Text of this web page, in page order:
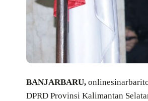
BANJARBARU,
DPRD Provinsi Kalimantan